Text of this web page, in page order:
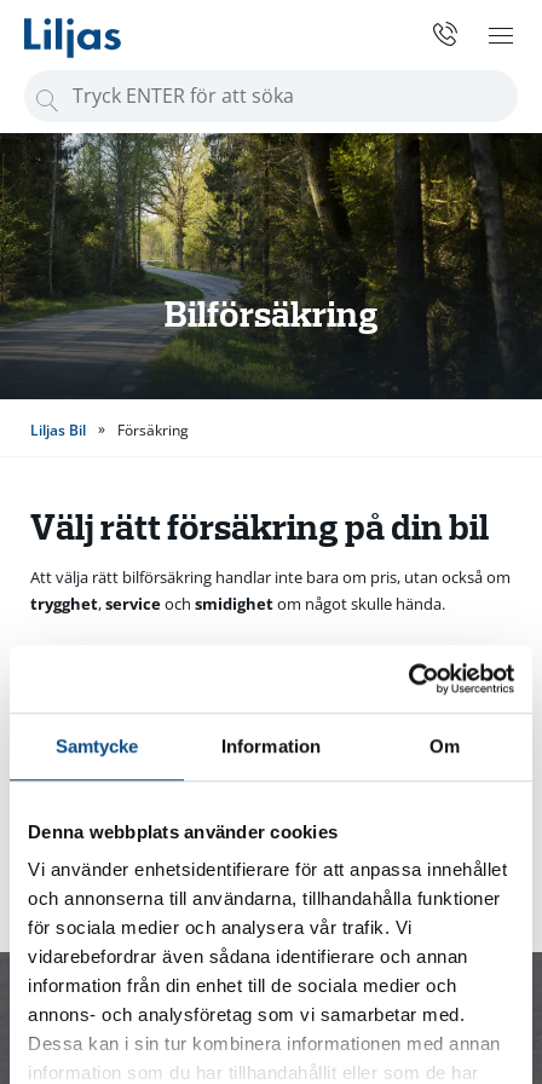
Samtycke Information Om
Denna webbplats använder cookies
Vi använder enhetsidentifierare för att anpassa innehållet
och annonserna till användarna, tillhandahålla funktioner
för sociala medier och analysera vår trafik. Vi
vidarebefordrar även sådana identifierare och annan
information från din enhet till de sociala medier och
annons- och analysföretag som vi samarbetar med.
Dessa kan i sin tur kombinera informationen med annan
information som du har tillhandahållit eller som de har
k
f
t
r
:
Bilförsäkring
Liljas Bil » Försäkring
Välj rätt försäkring på din bil
Att välja rätt bilförsäkring handlar inte bara om pris, utan också om
trygghet,serviceoch smidighetom något skulle hända.
Insurance får du en försäkring som är anpassad för just din bil,
om hand av experter som verkligen känner din modell.
bästa priset på din märkesförsäkring?
Kontakta våra säljare, så hjälper vi dig hitta rätt lösning direkt vid
bilköpet.
Försäkra din Volvo